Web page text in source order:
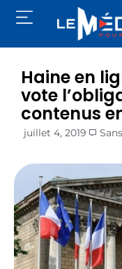
Haine en
vote
contenus
juillet 4, 2019